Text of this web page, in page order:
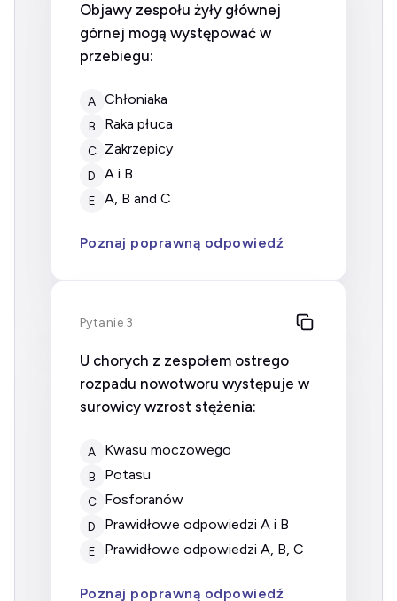
Objawy zespołu żyły głównej
górnej mogą występować w
przebiegu:
A chłoniaka
B raka płuca
C zakrzepicy
D A i B
E A, B and C
Poznaj poprawną odpowiedź
Pytanie 3
U chorych z zespołem ostrego
rozpadu nowotworu występuje w
surowicy wzrost stężenia:
A kwasu moczowego
B potasu
C fosforanów
D prawidłowe odpowiedzi A i B
E prawidłowe odpowiedzi A, B, C
Poznaj poprawną odpowiedź